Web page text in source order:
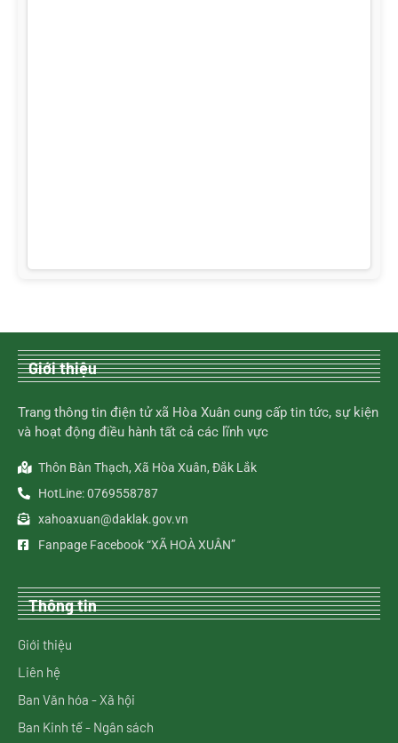
Giới thiệu
Trang thông tin điện tử xã Hòa Xuân cung cấp tin tức, sự kiện
và hoạt động điều hành tất cả các lĩnh vực
Thôn Bàn Thạch, Xã Hòa Xuân, Đắk Lắk
HotLine: 0769558787
xahoaxuan@daklak.gov.vn
Fanpage Facebook “XÃ HOÀ XUÂN”
Thông tin
Giới thiệu
Liên hệ
Ban Văn hóa - Xã hội
Ban Kinh tế - Ngân sách